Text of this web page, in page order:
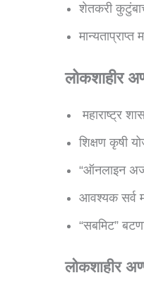
शेतकरी
मान्यताप्राप्त
लोकशाहीर
महाराष्ट्र
शिक्षण कृषी
“ऑनलाइन
आवश्यक सर्व
“सबमिट”
लोकशाहीर